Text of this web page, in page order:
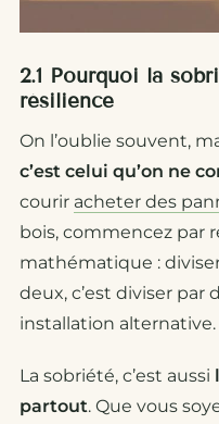
2.1 Pourquoi la
résilience
On l’oublie souvent,
c’est celui qu’on ne
courir acheter des
bois, commencez par
mathématique :
deux, c’est diviser par
installation alternative.
La sobriété, c’est aussi
partout. Que vous